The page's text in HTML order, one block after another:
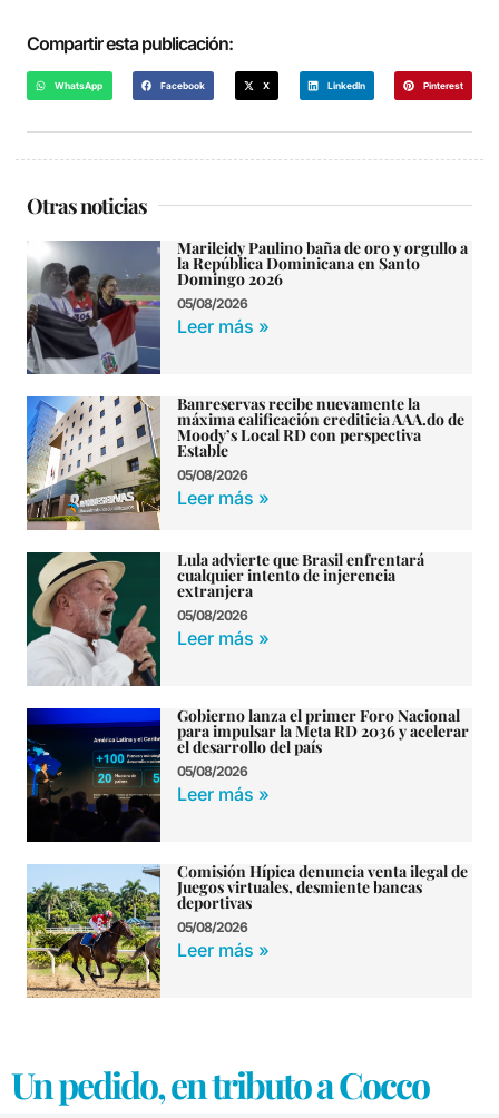
Compartir esta publicación:
WhatsApp Facebook X LinkedIn Pinterest
Otras noticias
Marileidy Paulino baña de oro y orgullo a
la República Dominicana en Santo
Domingo 2026
05/08/2026
Leer más »
Banreservas recibe nuevamente la
máxima calificación crediticia AAA.do de
Moody’s Local RD con perspectiva
Estable
05/08/2026
Leer más »
Lula advierte que Brasil enfrentará
cualquier intento de injerencia
extranjera
05/08/2026
Leer más »
Gobierno lanza el primer Foro Nacional
para impulsar la Meta RD 2036 y acelerar
el desarrollo del país
05/08/2026
Leer más »
Comisión Hípica denuncia venta ilegal de
Juegos virtuales, desmiente bancas
deportivas
05/08/2026
Leer más »
Un pedido, en tributo a Cocco